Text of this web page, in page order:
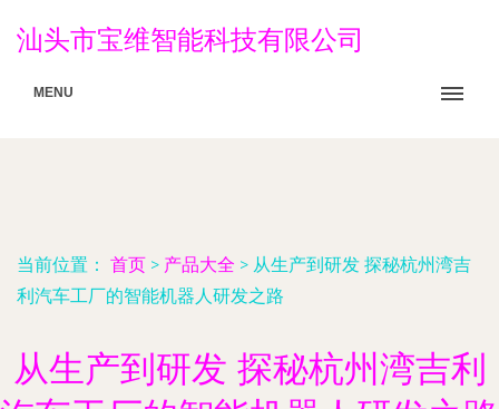
汕头市宝维智能科技有限公司
MENU
当前位置： 首页 > 产品大全 > 从生产到研发 探秘杭州湾吉
利汽车工厂的智能机器人研发之路
从生产到研发 探秘杭州湾吉利